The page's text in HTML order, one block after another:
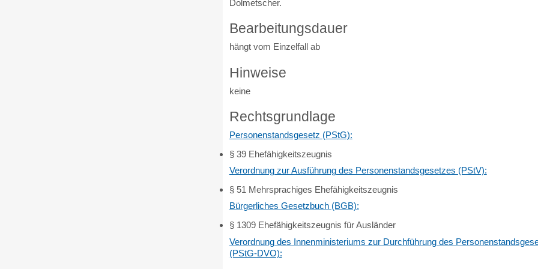
Dolmetscher.
Bearbeitungsdauer
hängt vom Einzelfall ab
Hinweise
keine
Rechtsgrundlage
Personenstandsgesetz (PStG):
§ 39 Ehefähigkeitszeugnis
Verordnung zur Ausführung des Personenstandsgesetzes (PStV):
§ 51 Mehrsprachiges Ehefähigkeitszeugnis
Bürgerliches Gesetzbuch (BGB):
§ 1309 Ehefähigkeitszeugnis für Ausländer
Verordnung des Innenministeriums zur Durchführung des
(PStG-DVO):